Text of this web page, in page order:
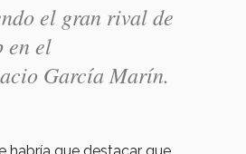
el gran rival de
en el
García Marín.